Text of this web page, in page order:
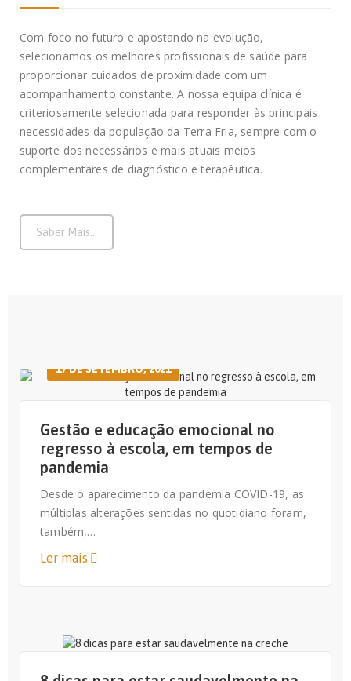
Com foco no futuro e apostando na evolução,
selecionamos os melhores profissionais de saúde para
proporcionar cuidados de proximidade com um
acompanhamento constante. A nossa equipa clínica é
criteriosamente selecionada para responder às principais
necessidades da população da Terra Fria, sempre com o
suporte dos necessários e mais atuais meios
complementares de diagnóstico e terapêutica.
Saber Mais...
17 DE SETEMBRO, 2021
Gestão e educação emocional no
regresso à escola, em tempos de
pandemia
Desde o aparecimento da pandemia COVID-19, as
múltiplas alterações sentidas no quotidiano foram,
também,…
Ler mais